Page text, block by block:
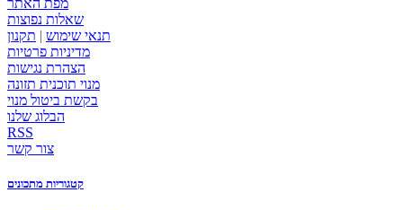
מפת האתר
שאלות נפוצות
תנאי שימוש | תקנון
מדיניות פרטיות
הצהרת נגישות
מנוי תוכנית תזונה
בקשת ביטול מנוי
הבלוג שלנו
RSS
צור קשר
קטגוריות מתכונים